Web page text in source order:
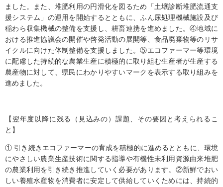
ました。また、堆肥利用の円滑化を図るため「土壌診断堆肥流通支
援システム」の運用を開始するとともに、ふん尿処理機械施設及び
稲わら収集機械の整備を支援し、耕畜連携を進めました。④地域に
おける推進協議会の開催や啓発活動の展開等、食品廃棄物等のリサ
イクルに向けた体制整備を支援しました。⑤エコファーマー等環境
に配慮した持続的な農業生産に積極的に取り組む生産者が生産する
農産物に対して、県民にわかりやすいマークを表示する取り組みを
進めました。
【翌年度以降に残る（見込みの）課題、その要因と考えられるこ
と】
① 引き続きエコファーマーの育成を積極的に進めるとともに、環境
にやさしい農業生産技術に関する指導や有機性未利用資源由来堆肥
の農業利用を引き続き推進していく必要があります。②新鮮でおい
しい養殖水産物を消費者に安定して供給していくためには、持続的